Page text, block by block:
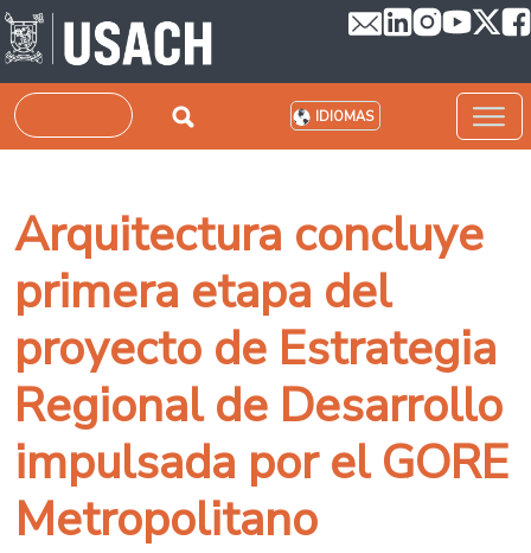
Pasar al contenido principal
Buscar IDIOMAS
Arquitectura concluye
primera etapa del
proyecto de Estrategia
Regional de Desarrollo
impulsada por el GORE
Metropolitano